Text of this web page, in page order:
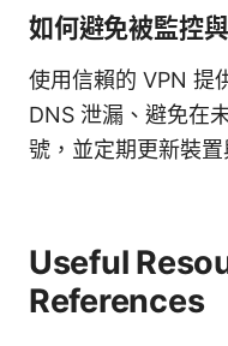
如何避免被監控
使用信賴的 VPN 提
DNS 泄漏、避免在
號，並定期更新裝置
Useful
References